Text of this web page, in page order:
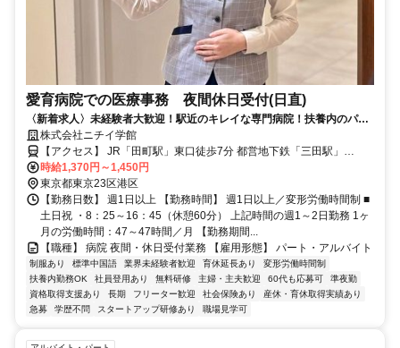
愛育病院での医療事務 夜間休日受付(日直)
〈新着求人〉未経験者大歓迎！駅近のキレイな専門病院！扶養内のパー
ト事務
株式会社ニチイ学館
【アクセス】 JR「田町駅」東口徒歩7分 都営地下鉄「三田駅」
【A⑥】出口徒歩6分 ■住 所 東京都 港区 芝浦1-16-10 ■アクセス
JR「田町駅」東口徒歩7分 都営地下鉄「三田駅」【A⑥】出口徒歩6
分
時給1,370円～1,450円
東京都東京23区港区
【勤務日数】 週1日以上 【勤務時間】 週1日以上／変形労働時間制 ■
土日祝 ・8：25～16：45（休憩60分） 上記時間の週1～2日勤務 1ヶ
月の労働時間：47～47時間／月 【勤務期間...
【職種】 病院 夜間・休日受付業務 【雇用形態】 パート・アルバイト
制服あり 標準中国語 業界未経験者歓迎 育休延長あり
変形労働時間制
扶養内勤務OK
社員登用あり 無料研修 主婦・主夫歓迎 60代も応募可
準夜勤
資格取得支援あり
長期 フリーター歓迎 社会保険あり
産休・育休取得実績あり
急募
学歴不問 スタートアップ研修あり 職場見学可